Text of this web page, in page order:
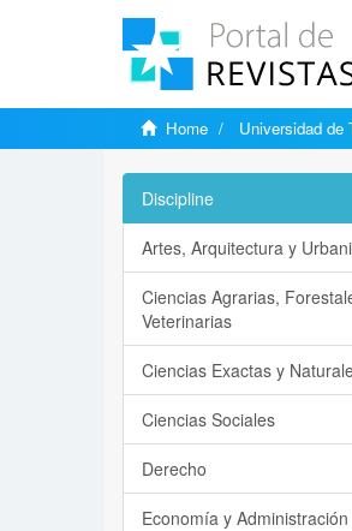
Home Universidad de
Discipline
Artes, Arquitectura y
Ciencias Agrarias,
Veterinarias
Ciencias Exactas y
Ciencias Sociales
Derecho
Economía y Administración